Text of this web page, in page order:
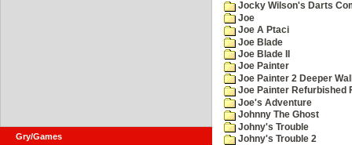
Gry/Games
Jocky Wilson's Darts
Joe
Joe A Ptaci
Joe Blade
Joe Blade II
Joe Painter
Joe Painter 2 Deeper
Joe Painter Refurbished
Joe's Adventure
Johnny The Ghost
Johny's Trouble
Johny's Trouble 2